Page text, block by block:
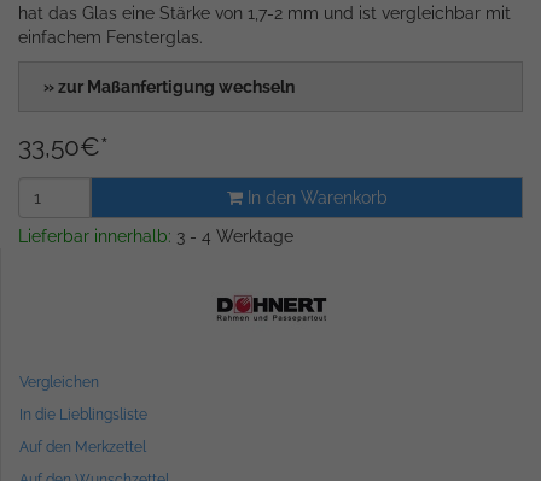
hat das Glas eine Stärke von 1,7-2 mm und ist vergleichbar mit
einfachem Fensterglas.
» zur Maßanfertigung wechseln
33,50€*
In den Warenkorb
Lieferbar innerhalb: 3 - 4 Werktage
Vergleichen
In die Lieblingsliste
Auf den Merkzettel